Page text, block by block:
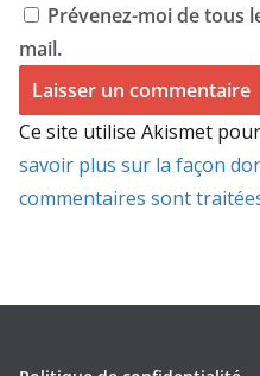
Prévenez-moi de tous
mail.
Ce site utilise Akismet
savoir plus sur la façon
commentaires sont